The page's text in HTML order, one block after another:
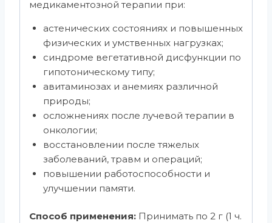
медикаментозной терапии при:
астенических состояниях и повышенных
физических и умственных нагрузках;
синдроме вегетативной дисфункции по
гипотоническому типу;
авитаминозах и анемиях различной
природы;
осложнениях после лучевой терапии в
онкологии;
восстановлении после тяжелых
заболеваний, травм и операций;
повышении работоспособности и
улучшении памяти.
Способ применения: Принимать по 2 г (1 ч.